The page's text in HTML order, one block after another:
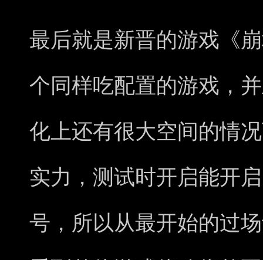
最后就是新晋的游戏《
个同样吃配置的游戏，
化上还有很大空间的情
实力，测试时开启能开
号，所以从最开始的过